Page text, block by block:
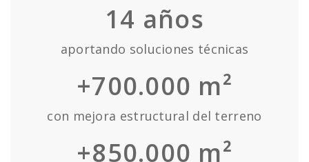
14 años
aportando soluciones técnicas
+700.000 m²
con mejora estructural del terreno
+850.000 m²